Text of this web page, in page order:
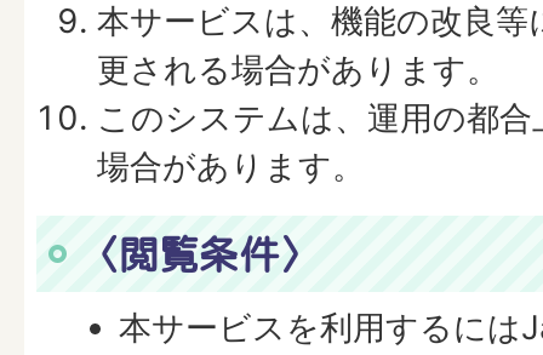
本サービスは、機能の改良
更される場合があります。
このシステムは、運用の都
場合があります。
〈閲覧条件〉
本サービスを利用するには